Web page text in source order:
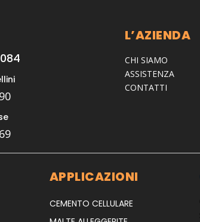
L’AZIENDA
CHI SIAMO
ASSISTENZA
CONTATTI
APPLICAZIONI
CEMENTO CELLULARE